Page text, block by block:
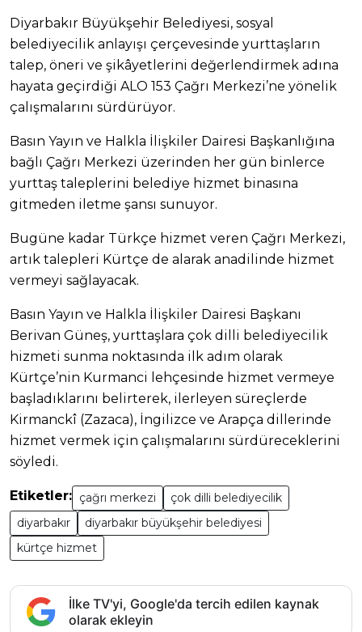
Diyarbakır Büyükşehir Belediyesi, sosyal
belediyecilik anlayışı çerçevesinde yurttaşların
talep, öneri ve şikâyetlerini değerlendirmek adına
hayata geçirdiği ALO 153 Çağrı Merkezi’ne yönelik
çalışmalarını sürdürüyor.
Basın Yayın ve Halkla İlişkiler Dairesi Başkanlığına
bağlı Çağrı Merkezi üzerinden her gün binlerce
yurttaş taleplerini belediye hizmet binasına
gitmeden iletme şansı sunuyor.
Bugüne kadar Türkçe hizmet veren Çağrı Merkezi,
artık talepleri Kürtçe de alarak anadilinde hizmet
vermeyi sağlayacak.
Basın Yayın ve Halkla İlişkiler Dairesi Başkanı
Berivan Güneş, yurttaşlara çok dilli belediyecilik
hizmeti sunma noktasında ilk adım olarak
Kürtçe’nin Kurmanci lehçesinde hizmet vermeye
başladıklarını belirterek, ilerleyen süreçlerde
Kirmanckî (Zazaca), İngilizce ve Arapça dillerinde
hizmet vermek için çalışmalarını sürdüreceklerini
söyledi.
Etiketler: çağrı merkezi
çok dilli belediyecilik
diyarbakır
diyarbakır büyükşehir belediyesi
kürtçe hizmet
İlke TV'yi, Google'da tercih edilen kaynak
olarak ekleyin